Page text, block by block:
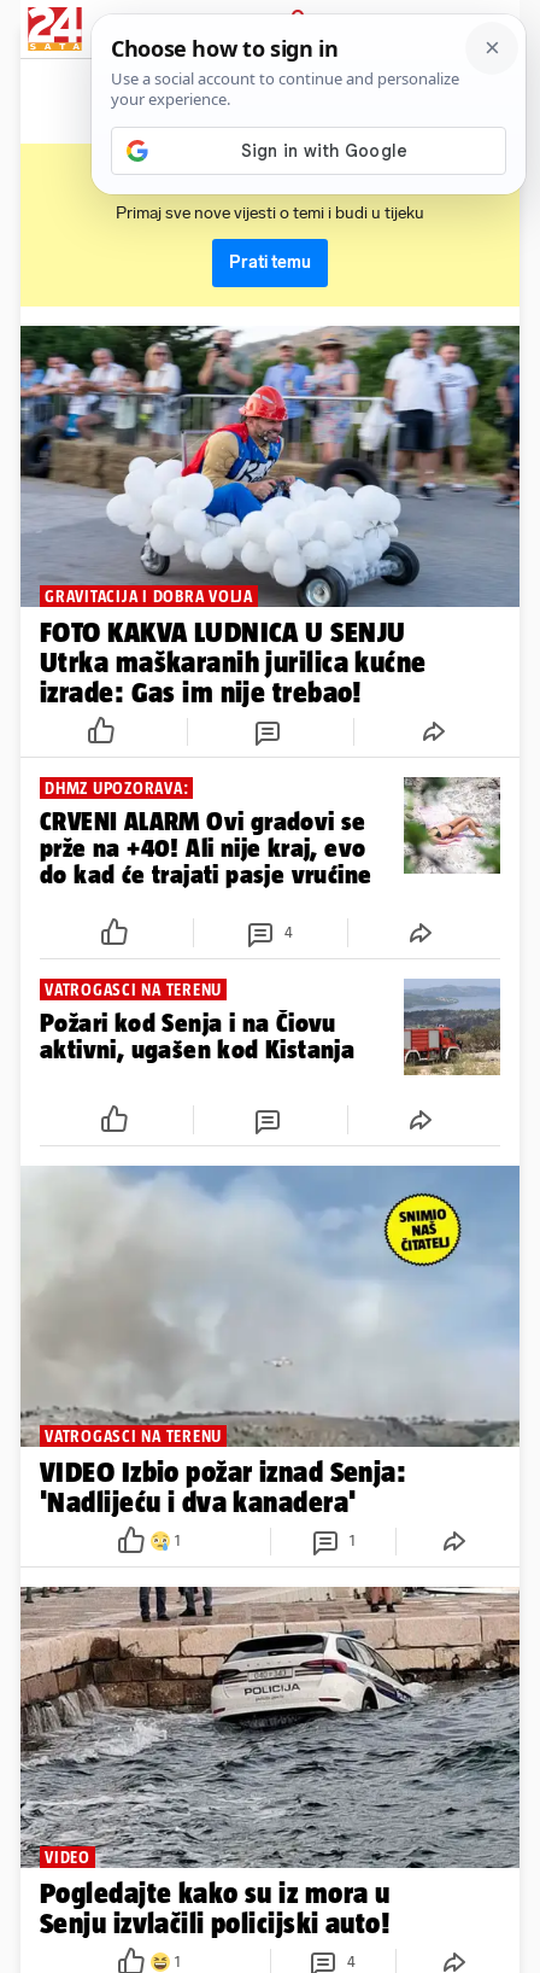
PRIJAVA
News
senj
Primaj sve nove vijesti o temi i budi u tijeku
Prati temu
GRAVITACIJA I DOBRA VOLJA
FOTO KAKVA LUDNICA U SENJU
Utrka maškaranih jurilica kućne
izrade: Gas im nije trebao!
DHMZ UPOZORAVA:
CRVENI ALARM Ovi gradovi se
prže na +40! Ali nije kraj, evo
do kad će trajati pasje vrućine
4
VATROGASCI NA TERENU
Požari kod Senja i na Čiovu
aktivni, ugašen kod Kistanja
VATROGASCI NA TERENU
VIDEO Izbio požar iznad Senja:
'Nadlijeću i dva kanadera'
1 1
VIDEO
Pogledajte kako su iz mora u
Senju izvlačili policijski auto!
1 4